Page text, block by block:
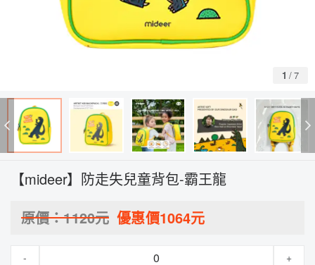
1 /7
【mideer】防走失兒童背包-霸王龍
原價：1120元 優惠價1064元
-
+